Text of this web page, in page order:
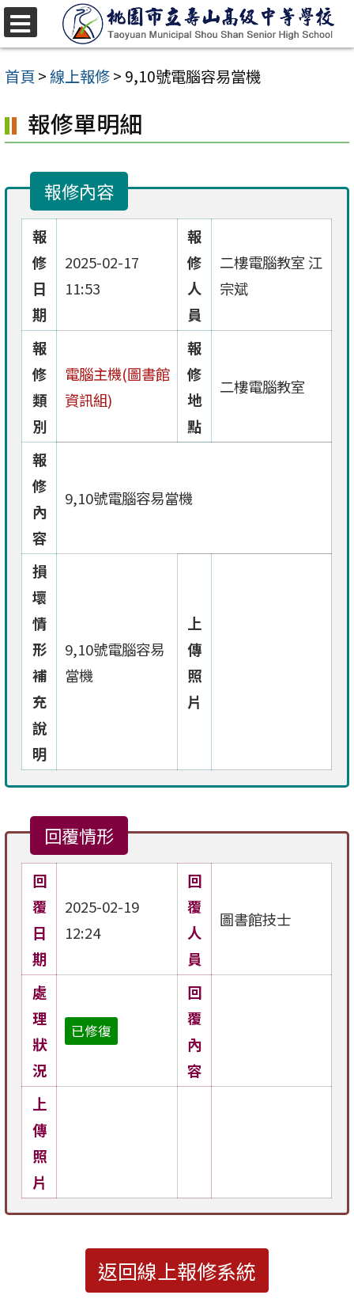
跳
至
主
內
容
首頁 >線上報修> 9,10號電腦容易當機
報修單明細
報修內容
報
修
日
期
2025-02-17
11:53
報
修
人
員
二樓電腦教室 江
宗斌
報
修
類
別
電腦主機(圖書館
資訊組)
報
修
地
點
二樓電腦教室
報
修
內
容
9,10號電腦容易當機
損
壞
情
形
補
充
說
明
9,10號電腦容易
當機
上
傳
照
片
回覆情形
回
覆
日
期
2025-02-19
12:24
回
覆
人
員
圖書館技士
處
理
狀
況
已修復
回
覆
內
容
上
傳
照
片
返回線上報修系統
選
單